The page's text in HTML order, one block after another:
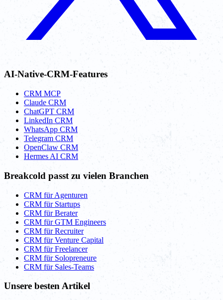
AI-Native-CRM-Features
CRM MCP
Claude CRM
ChatGPT CRM
LinkedIn CRM
WhatsApp CRM
Telegram CRM
OpenClaw CRM
Hermes AI CRM
Breakcold passt zu vielen Branchen
CRM für Agenturen
CRM für Startups
CRM für Berater
CRM für GTM Engineers
CRM für Recruiter
CRM für Venture Capital
CRM für Freelancer
CRM für Solopreneure
CRM für Sales-Teams
Unsere besten Artikel